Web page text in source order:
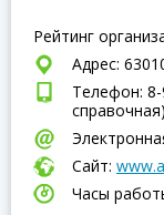
Рейтинг
Адрес:
Телефон: 8-
Сайт:
Часы